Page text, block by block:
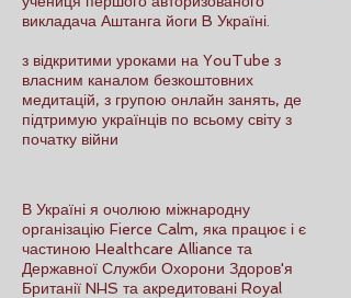
викладача Аштанга йоги B Україні.
з відкритими уроками на YouTube з
власним каналом безкоштовних
медитацій, з групою онлайн занять, де
підтримую українців по всьому світу з
початку війни
В Україні я очолюю міжнародну
організацію Fierce Calm, яка працює і є
частиною Healthcare Alliance та
Державної Служби Охорони Здоров'я
Британії NHS та акредитовані Royal